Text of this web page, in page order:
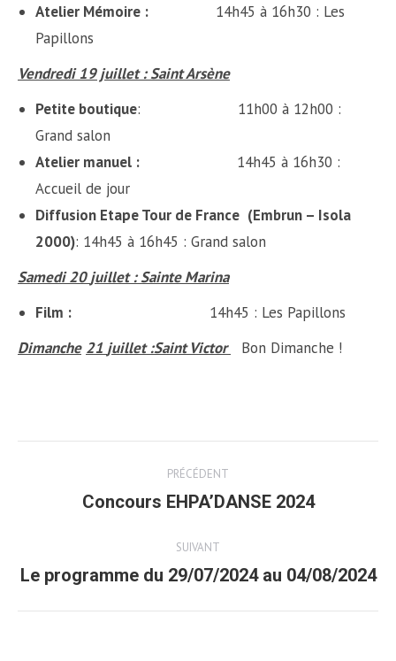
Atelier Mémoire : 14h45 à 16h30 : Les
Papillons
Vendredi 19 juillet : Saint Arsène
Petite boutique: 11h00 à 12h00 :
Grand salon
Atelier manuel : 14h45 à 16h30 :
Accueil de jour
Diffusion Etape Tour de France (Embrun – Isola
2000): 14h45 à 16h45 : Grand salon
Samedi 20juillet: Sainte Marina
Film : 14h45 : Les Papillons
Dimanche 21 juillet:Saint Victor Bon Dimanche !
navigation
PRÉCÉDENT
Article
Concours EHPA’DANSE 2024
SUIVANT
Article
Le programme du 29/07/2024 au 04/08/2024